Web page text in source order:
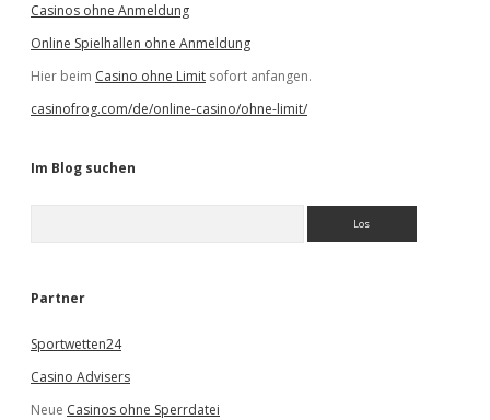
Casinos ohne Anmeldung
Online Spielhallen ohne Anmeldung
Hier beim Casino ohne Limit sofort anfangen.
casinofrog.com/de/online-casino/ohne-limit/
Im Blog suchen
e
Partner
Sportwetten24
Casino Advisers
Neue Casinos ohne Sperrdatei